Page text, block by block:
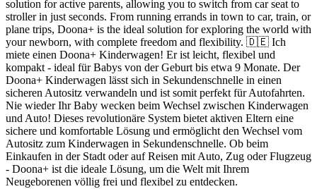
solution for active parents, allowing you to switch from car seat to
stroller in just seconds. From running errands in town to car, train, or
plane trips, Doona+ is the ideal solution for exploring the world with
your newborn, with complete freedom and flexibility. 🇩🇪 Ich
miete einen Doona+ Kinderwagen! Er ist leicht, flexibel und
kompakt - ideal für Babys von der Geburt bis etwa 9 Monate. Der
Doona+ Kinderwagen lässt sich in Sekundenschnelle in einen
sicheren Autositz verwandeln und ist somit perfekt für Autofahrten.
Nie wieder Ihr Baby wecken beim Wechsel zwischen Kinderwagen
und Auto! Dieses revolutionäre System bietet aktiven Eltern eine
sichere und komfortable Lösung und ermöglicht den Wechsel vom
Autositz zum Kinderwagen in Sekundenschnelle. Ob beim
Einkaufen in der Stadt oder auf Reisen mit Auto, Zug oder Flugzeug
- Doona+ ist die ideale Lösung, um die Welt mit Ihrem
Neugeborenen völlig frei und flexibel zu entdecken.